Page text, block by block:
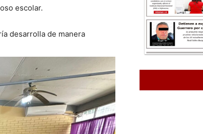
escolar.
desarrolla de manera